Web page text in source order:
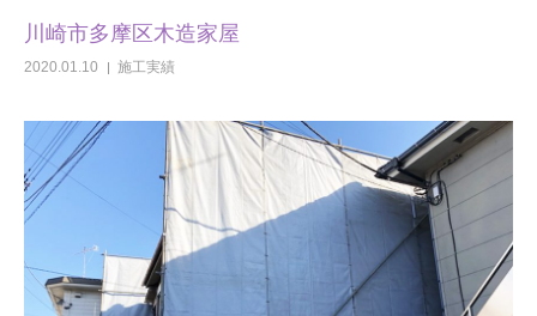
川崎市多摩区木造家屋
2020.01.10 施工実績
施工実績
会社概要